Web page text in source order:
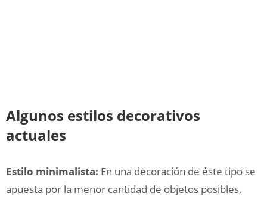
Algunos estilos decorativos
actuales
Estilo minimalista: En una decoración de éste tipo se
apuesta por la menor cantidad de objetos posibles,